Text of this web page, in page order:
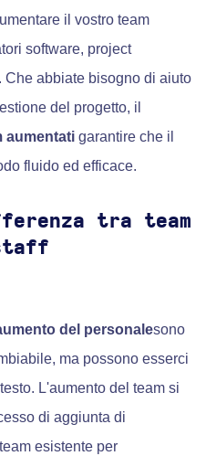
il vostro team
software, project
Che abbiate bisogno di aiuto
del progetto, il
aumentati garantire che il
fluido ed efficace.
tra team
del personalesono
ma possono esserci
L'aumento del team si
di aggiunta di
esistente per